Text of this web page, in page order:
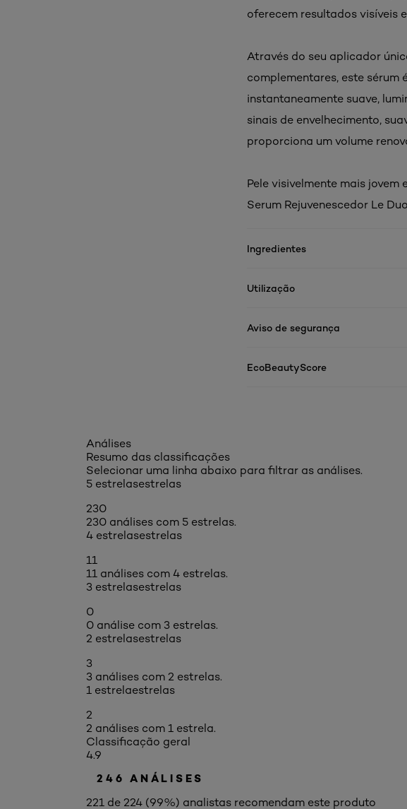
oferecem resultados visíveis
Através do seu aplicador
complementares, este
instantaneamente suave,
sinais de envelhecimento,
proporciona um volume
Pele visivelmente mais jovem
Serum Rejuvenescedor Le
Ingredientes
Utilização
Aviso de segurança
EcoBeautyScore
Análises
Resumo das classificações
Selecionar uma linha abaixo para filtrar as análises.
5 estrelasestrelas
230
230 análises com 5 estrelas.
4 estrelasestrelas
11
11 análises com 4 estrelas.
3 estrelasestrelas
0
0 análise com 3 estrelas.
2 estrelasestrelas
3
3 análises com 2 estrelas.
1 estrelaestrelas
2
2 análises com 1 estrela.
Classificação geral
4.9
246 ANÁLISES
221 de 224 (99%) analistas recomendam este produto